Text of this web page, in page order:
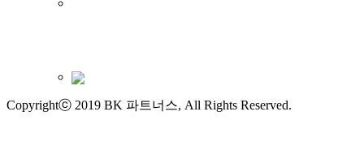
Copyrightⓒ 2019 BK 파트너스, All Rights Reserved.